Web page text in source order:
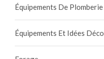
Équipements De Plomberie
Équipements Et Idées Déco